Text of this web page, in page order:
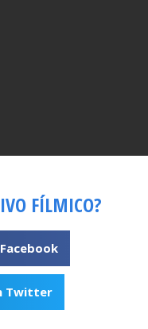
FÍLMICO?
Twitter